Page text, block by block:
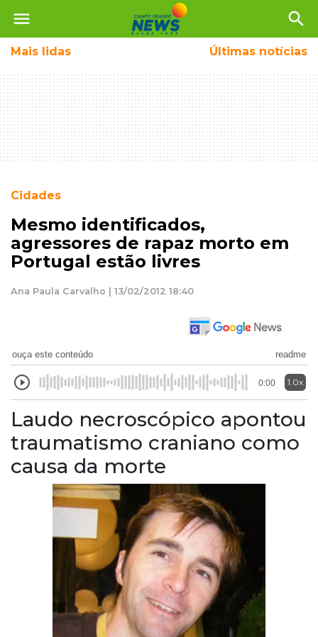
menu search
Mais lidas Últimas notícias
Cidades
Mesmo identificados,
agressores de rapaz morto em
Portugal estão livres
Ana Paula Carvalho | 13/02/2012 18:40
ouça este conteúdo readme
0:00 1.0x
Laudo necroscópico apontou
traumatismo craniano como
causa da morte